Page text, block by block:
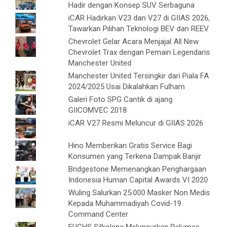
Hadir dengan Konsep SUV Serbaguna
iCAR Hadirkan V23 dan V27 di GIIAS 2026,
Tawarkan Pilihan Teknologi BEV dan REEV
Chevrolet Gelar Acara Menjajal All New
Chevrolet Trax dengan Pemain Legendaris
Manchester United
Manchester United Tersingkir dari Piala FA
2024/2025 Usai Dikalahkan Fulham
Galeri Foto SPG Cantik di ajang
GIICOMVEC 2018
iCAR V27 Resmi Meluncur di GIIAS 2026
Hino Memberikan Gratis Service Bagi
Konsumen yang Terkena Dampak Banjir
Bridgestone Memenangkan Penghargaan
Indonesia Human Capital Awards VI 2020
Wuling Salurkan 25.000 Masker Non Medis
Kepada Muhammadiyah Covid-19
Command Center